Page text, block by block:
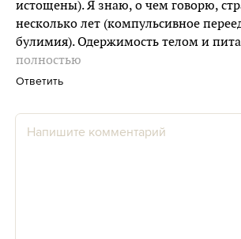
истощены). Я знаю, о чем говорю,
несколько лет (компульсивное
булимия). Одержимость телом и
полностью
Ответить